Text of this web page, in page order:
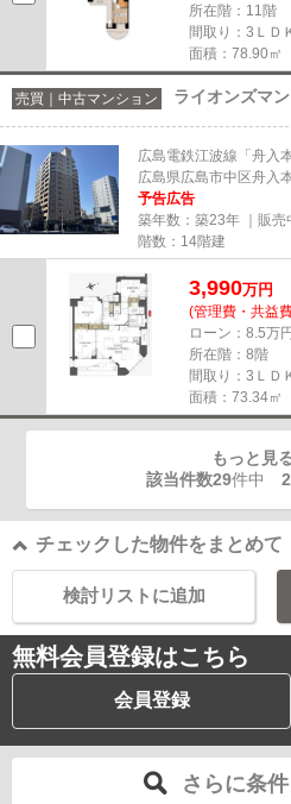
所在階：11階
間取り：3ＬＤ
面積：78.90㎡
売買｜中古マンション ライオンズマ
広島電鉄江波線「舟入
広島県広島市中区舟入
予告広告
築年数：築23年 ｜販売
階数：14階建
3,990万円
(管理費・共益
ローン：8.5万
所在階：8階
間取り：3ＬＤ
面積：73.34㎡
もっと見
該当件数29件中
チェックした物件をまとめて
検討リストに追加
無料会員登録はこちら
会員登録
さらに条